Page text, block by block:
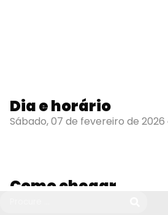
Dia e horário
Sábado, 07 de fevereiro de 2026
Como chegar